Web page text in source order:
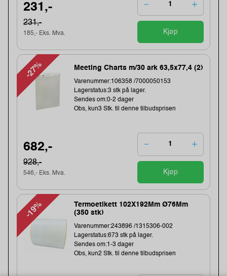
231,-
231,-
185,- Eks. Mva. Kjøp
-27% Meeting Charts m/30 ark 63,5x77,4 (2)
Varenummer:106358 /7000050153
Lagerstatus:3 stk på lager.
Sendes om:0-2 dager
Obs, kun3 Stk. til denne tilbudsprisen
682,-
928,-
546,- Eks. Mva. Kjøp
-19%
Termoetikett 102X192Mm Ø76Mm
(350 stk)
Varenummer:243896 /1315306-002
Lagerstatus:673 stk på lager.
Sendes om:1-3 dager
Obs, kun2 Stk. til denne tilbudsprisen